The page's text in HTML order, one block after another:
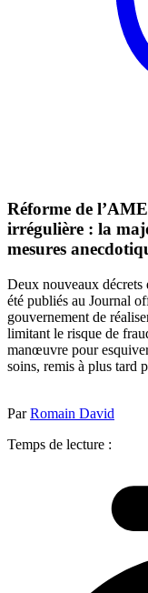
Réforme de
irrégulière : la
mesures
Deux nouveaux
été publiés au Journal
gouvernement de
limitant le risque de
manœuvre pour
soins, remis à plus tard
ParRomain David
Temps de lecture :